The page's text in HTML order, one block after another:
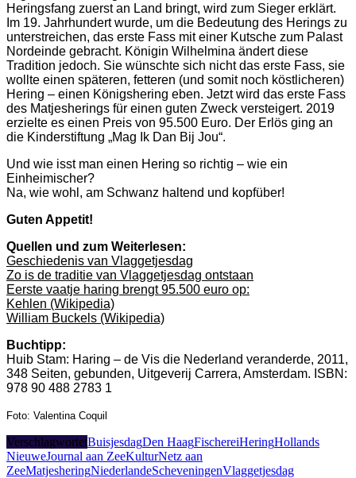
Heringsfang zuerst an Land bringt, wird zum Sieger erklärt.
Im 19. Jahrhundert wurde, um die Bedeutung des Herings zu
unterstreichen, das erste Fass mit einer Kutsche zum Palast
Nordeinde gebracht. Königin Wilhelmina ändert diese
Tradition jedoch. Sie wünschte sich nicht das erste Fass, sie
wollte einen späteren, fetteren (und somit noch köstlicheren)
Hering – einen Königshering eben. Jetzt wird das erste Fass
des Matjesherings für einen guten Zweck versteigert. 2019
erzielte es einen Preis von 95.500 Euro. Der Erlös ging an
die Kinderstiftung „Mag Ik Dan Bij Jou“.
Und wie isst man einen Hering so richtig – wie ein
Einheimischer?
Na, wie wohl, am Schwanz haltend und kopfüber!
Guten Appetit!
Quellen und zum Weiterlesen:
Geschiedenis van Vlaggetjesdag
Zo is de traditie van Vlaggetjesdag ontstaan
Eerste vaatje haring brengt 95.500 euro op:
Kehlen (Wikipedia)
William Buckels (Wikipedia)
Buchtipp:
Huib Stam: Haring – de Vis die Nederland veranderde, 2011,
348 Seiten, gebunden, Uitgeverij Carrera, Amsterdam. ISBN:
978 90 488 2783 1
Foto: Valentina Coquil
VerschlagwortetBuisjesdagDen HaagFischereiHeringHollands
NieuweJournal aan ZeeKulturNetz aan
ZeeMatjesheringNiederlandeScheveningenVlaggetjesdag